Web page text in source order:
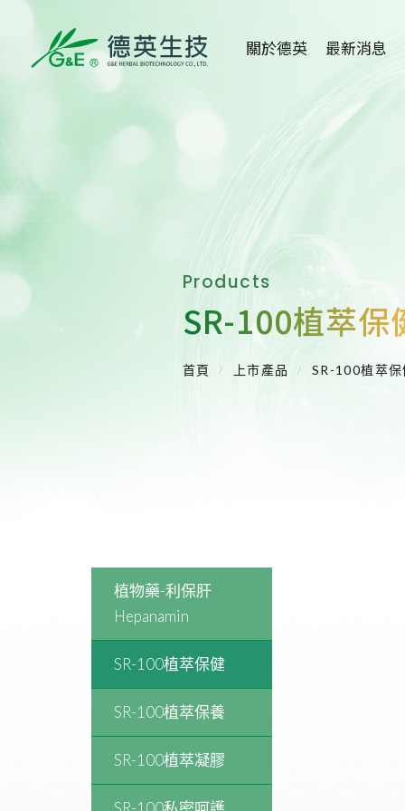
關於德英
關於德英
品牌故事
創辦人
公司沿革
得獎事蹟
最新消息
全部消息
重大訊息
Products
SR-100植萃保
首頁 上市產品 SR-100植萃保
植物藥-利保肝
Hepanamin
SR-100植萃保健
SR-100植萃保養
SR-100植萃凝膠